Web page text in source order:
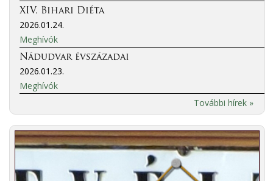
XIV. Bihari Diéta
2026.01.24.
Meghívók
Nádudvar évszázadai
2026.01.23.
Meghívók
További hírek »